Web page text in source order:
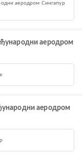
аеродром Сингапур
аеродром
аеродром